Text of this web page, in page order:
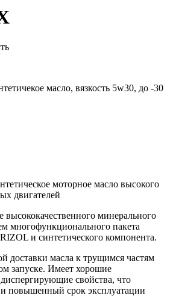
масло, вязкость 5w30, до -30
моторное масло высокого
двигателей
высококачественного минерального
многофункционального пакета
и синтетического компонента.
доставки масла к трущимся частям
запуске. Имеет хорошие
свойства, что
и повышенный срок эксплуатации